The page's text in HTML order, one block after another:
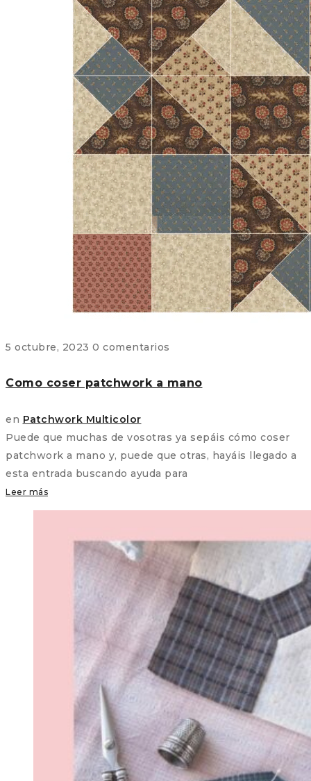
5 octubre, 2023 0 comentarios
Como coser patchwork a mano
en Patchwork Multicolor
Puede que muchas de vosotras ya sepáis cómo coser
patchwork a mano y, puede que otras, hayáis llegado a
esta entrada buscando ayuda para
Leer más